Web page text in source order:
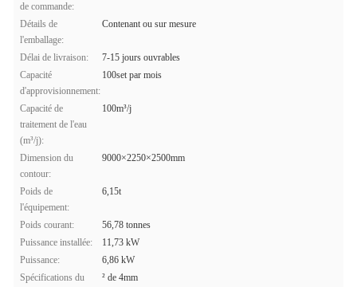
de commande:
Détails de
l'emballage:
Contenant ou sur mesure
Délai de livraison:
7-15 jours ouvrables
Capacité
d'approvisionnement:
100set par mois
Capacité de
traitement de l'eau
(m³/j):
100m³/j
Dimension du
contour:
9000×2250×2500mm
Poids de
l'équipement:
6,15t
Poids courant:
56,78 tonnes
Puissance installée:
11,73 kW
Puissance:
6,86 kW
Spécifications du
² de 4mm